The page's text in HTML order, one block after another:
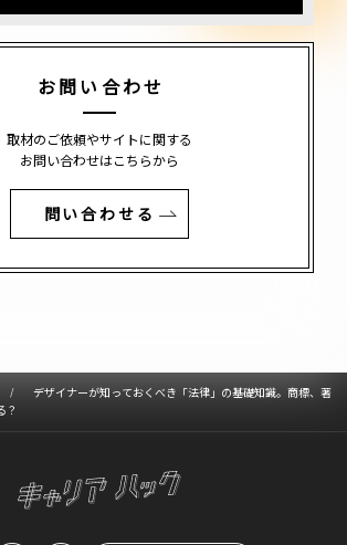
お問い合わせ
取材のご依頼やサイトに関する
お問い合わせはこちらから
問い合わせる
デザイナーが知っておくべき「法律」の基礎知識。商標、著
？